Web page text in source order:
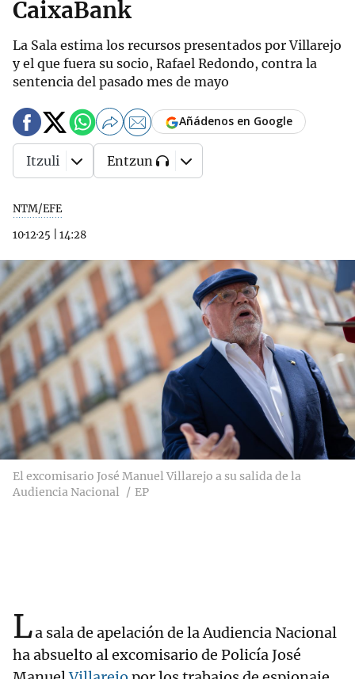
CaixaBank
La Sala estima los recursos presentados por Villarejo
y el que fuera su socio, Rafael Redondo, contra la
sentencia del pasado mes de mayo
NTM/EFE
10·12·25
14:28
Añádenos en Google
Itzuli Entzun
El excomisario José Manuel Villarejo a su salida de la
Audiencia Nacional
EP
La sala de apelación de la Audiencia Nacional
ha absuelto al excomisario de Policía José